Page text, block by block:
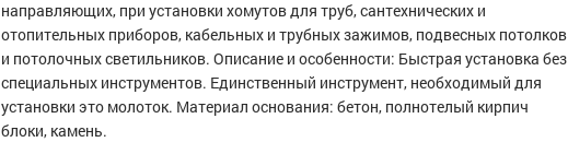
направляющих, при установки хомутов для труб, сантехнических и
отопительных приборов, кабельных и трубных зажимов, подвесных потолков
и потолочных светильников. Описание и особенности: Быстрая установка без
специальных инструментов. Единственный инструмент, необходимый для
установки это молоток. Материал основания: бетон, полнотелый кирпич
блоки, камень.